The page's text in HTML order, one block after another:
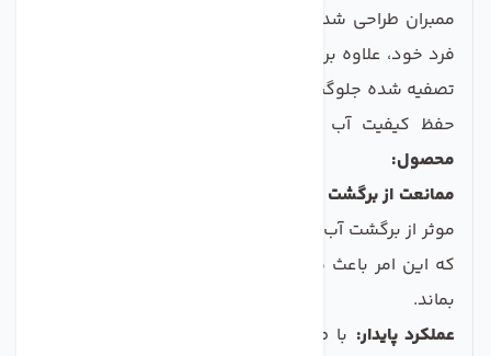
ممبران طراحی شده است. این قطعه با طراحی منحصر به
فرد خود، علاوه بر کارآیی بالا، از کثیف شدن و آلودگی آب
تصفیه شده جلوگیری می‌کند و از این رو نقش بسزایی در
حفظ کیفیت آب تصفیه شده دارد.
محصول:
ممانعت از برگشت آب:
موثر از برگشت آب تصفیه شده به مخزن جلوگیری می‌کند،
که این امر باعث می‌شود آب همیشه تازه و خالص باقی
بماند.
عملکرد پایدار: با طراحی دقیق و کیفیت ساخت بالا، این